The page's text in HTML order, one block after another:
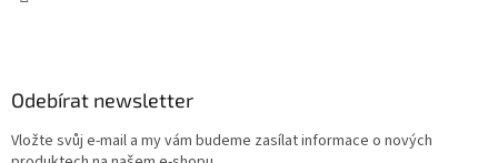
Odebírat newsletter
Vložte svůj e-mail a my vám budeme zasílat informace o nových